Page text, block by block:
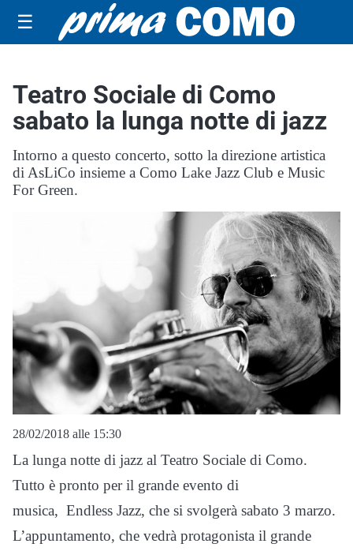
☰
Teatro Sociale di Como
sabato la lunga notte di jazz
Intorno a questo concerto, sotto la direzione artistica
di AsLiCo insieme a Como Lake Jazz Club e Music
For Green.
28/02/2018 alle 15:30
La lunga notte di jazz al Teatro Sociale di Como.
Tutto è pronto per il grande evento di
musica, Endless Jazz, che si svolgerà sabato 3 marzo.
L’appuntamento, che vedrà protagonista il grande